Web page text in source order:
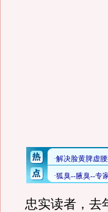
忠实读者，去